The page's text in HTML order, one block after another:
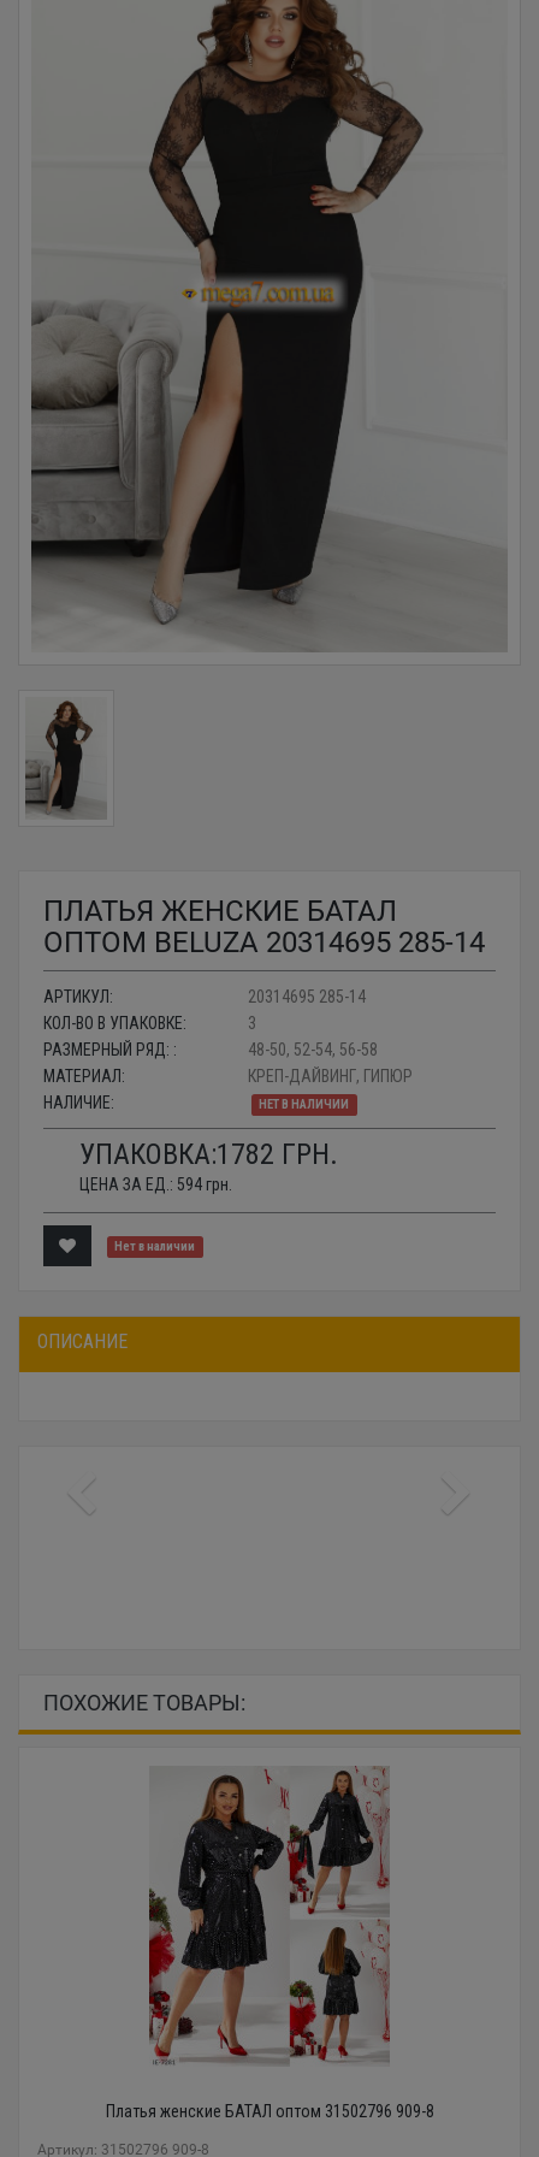
ПЛАТЬЯ ЖЕНСКИЕ БАТАЛ
ОПТОМ BELUZA 20314695 285-14
АРТИКУЛ:
20314695 285-14
КОЛ-ВО В УПАКОВКЕ:
3
РАЗМЕРНЫЙ РЯД: :
48-50, 52-54, 56-58
МАТЕРИАЛ:
КРЕП-ДАЙВИНГ, ГИПЮР
НАЛИЧИЕ:
НЕТ В НАЛИЧИИ
УПАКОВКА:1782 ГРН.
ЦЕНА ЗА ЕД.: 594 грн.
Нет в наличии
ОПИСАНИЕ
ПОХОЖИЕ ТОВАРЫ:
Платья женские БАТАЛ оптом 31502796 909-8
Артикул: 31502796 909-8